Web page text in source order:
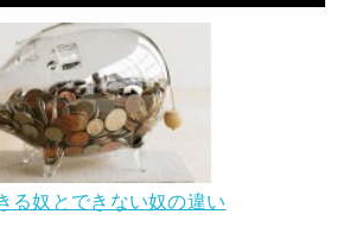
る奴とできない奴の違い